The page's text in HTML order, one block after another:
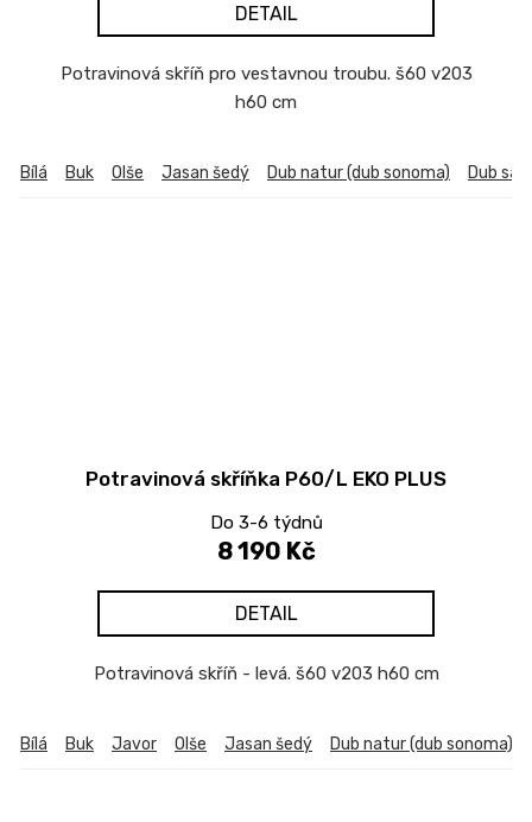
DETAIL
Potravinová skříň pro vestavnou troubu. š60 v203
h60 cm
Bílá Buk Olše Jasan šedý Dub natur (dub sonoma) Dub
Potravinová skříňka P60/L EKO PLUS
Do 3-6 týdnů
8 190 Kč
DETAIL
Potravinová skříň - levá. š60 v203 h60 cm
Bílá Buk Javor Olše Jasan šedý Dub natur (dub sonoma)